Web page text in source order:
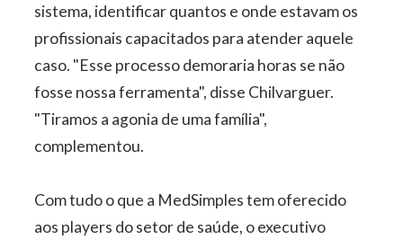
sistema, identificar quantos e onde estavam os
profissionais capacitados para atender aquele
caso. "Esse processo demoraria horas se não
fosse nossa ferramenta", disse Chilvarguer.
"Tiramos a agonia de uma família",
complementou.
Com tudo o que a MedSimples tem oferecido
aos players do setor de saúde, o executivo